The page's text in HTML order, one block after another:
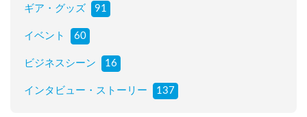
ギア・グッズ 91
イベント 60
ビジネスシーン 16
インタビュー・ストーリー 137